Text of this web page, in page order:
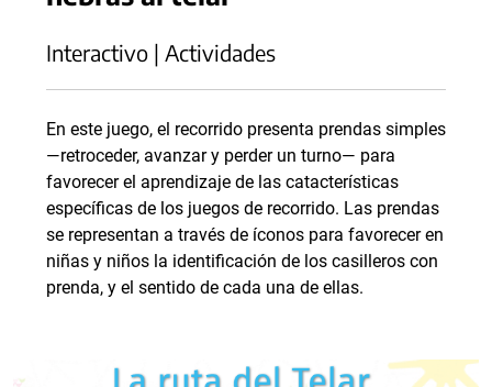
Interactivo | Actividades
En este juego, el recorrido presenta prendas simples
—retroceder, avanzar y perder un turno— para
favorecer el aprendizaje de las catacterísticas
específicas de los juegos de recorrido. Las prendas
se representan a través de íconos para favorecer en
niñas y niños la identificación de los casilleros con
prenda, y el sentido de cada una de ellas.